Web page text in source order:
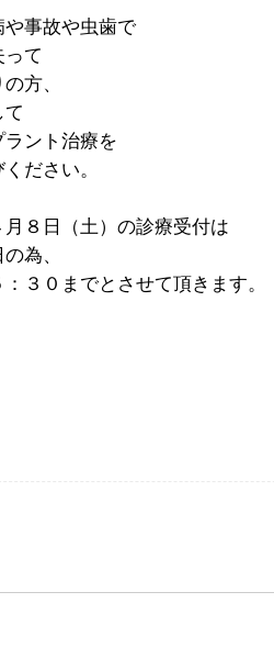
や事故や虫歯で
って
方、
て
ラント治療を
ださい。
月８日（土）の診療受付は
為、
３０までとさせて頂きます。